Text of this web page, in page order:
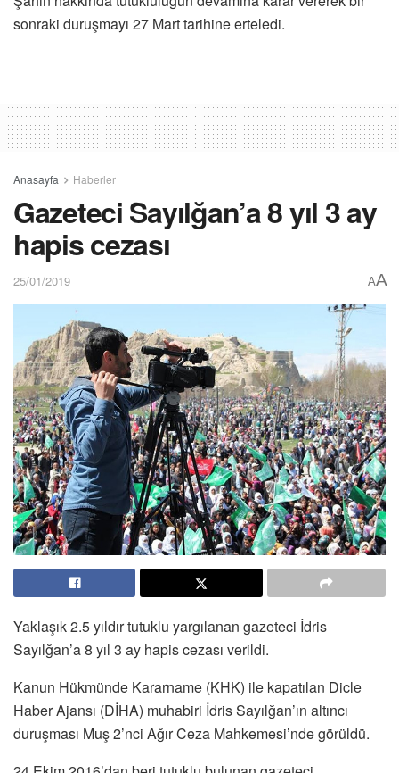
sonraki duruşmayı 27 Mart tarihine erteledi.
Anasayfa Haberler
Gazeteci Sayılğan’a 8 yıl 3 ay
hapis cezası
25/01/2019 AA
Yaklaşık 2.5 yıldır tutuklu yargılanan gazeteci İdris
Sayılğan’a 8 yıl 3 ay hapis cezası verildi.
Kanun Hükmünde Kararname (KHK) ile kapatılan Dicle
Haber Ajansı (DİHA) muhabiri İdris Sayılğan’ın altıncı
duruşması Muş 2’nci Ağır Ceza Mahkemesi’nde görüldü.